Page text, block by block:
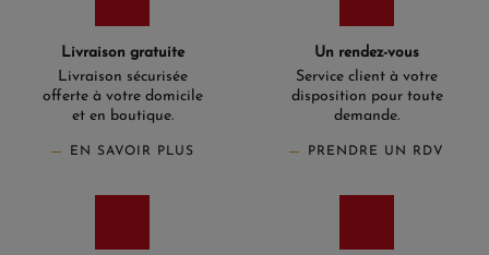
Livraison gratuite
Livraison sécurisée
offerte à votre domicile
et en boutique.
EN SAVOIR PLUS
Un rendez-vous
Service client à votre
disposition pour toute
demande.
PRENDRE UN RDV